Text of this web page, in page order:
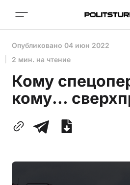
Опубликовано 04 июн 2022
2 мин. на чтение
Кому
кому...